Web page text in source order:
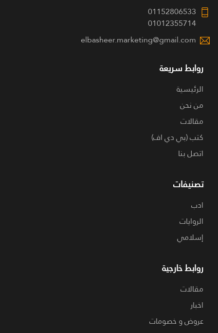
01152806533
01012355714
elbasheer.marketing@gmail.com
روابط سريعة
الرئيسية
من نحن
مقالات
كتب (بي دي اف)
اتصل بنا
تصنيفات
ادب
الروايات
إسلامي
روابط خارجية
مقالات
اخبار
عروض و خصومات